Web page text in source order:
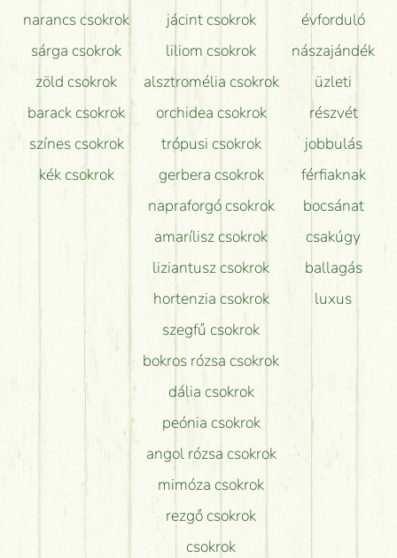
narancs csokrok
sárga csokrok
zöld csokrok
barack csokrok
színes csokrok
kék csokrok
jácint csokrok
liliom csokrok
alsztromélia csokrok
orchidea csokrok
trópusi csokrok
gerbera csokrok
napraforgó csokrok
amarílisz csokrok
liziantusz csokrok
hortenzia csokrok
szegfű csokrok
bokros rózsa csokrok
dália csokrok
peónia csokrok
angol rózsa csokrok
mimóza csokrok
rezgő csokrok
csokrok
évforduló
nászajándék
üzleti
részvét
jobbulás
férfiaknak
bocsánat
csakúgy
ballagás
luxus